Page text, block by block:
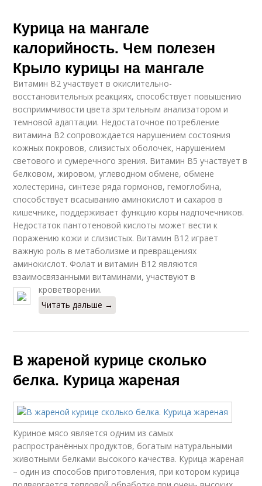
Курица на мангале
калорийность. Чем полезен
Крыло курицы на мангале
Витамин В2 участвует в окислительно-
восстановительных реакциях, способствует повышению
восприимчивости цвета зрительным анализатором и
темновой адаптации. Недостаточное потребление
витамина В2 сопровождается нарушением состояния
кожных покровов, слизистых оболочек, нарушением
светового и сумеречного зрения. Витамин В5 участвует в
белковом, жировом, углеводном обмене, обмене
холестерина, синтезе ряда гормонов, гемоглобина,
способствует всасыванию аминокислот и сахаров в
кишечнике, поддерживает функцию коры надпочечников.
Недостаток пантотеновой кислоты может вести к
поражению кожи и слизистых. Витамин В12 играет
важную роль в метаболизме и превращениях
аминокислот. Фолат и витамин В12 являются
взаимосвязанными витаминами, участвуют в
кроветворении.
Читать дальше →
В жареной курице сколько
белка. Курица жареная
Куриное мясо является одним из самых
распространённых продуктов, богатым натуральными
животными белками высокого качества. Курица жареная
– один из способов приготовления, при котором курица